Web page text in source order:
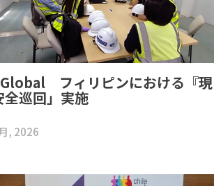
フィリピンにおける『現
全巡回」実施
, 2026